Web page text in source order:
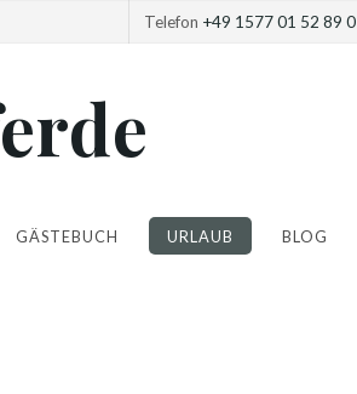
Telefon +49 1577 01 52 89 0
GÄSTEBUCH URLAUB BLOG